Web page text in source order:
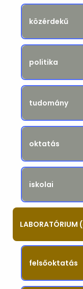
közérdekű
politika
tudomány
oktatás
iskolai
LABORATÓRIUM
felsőoktatás